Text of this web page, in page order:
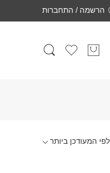
הרשמה / התחברות